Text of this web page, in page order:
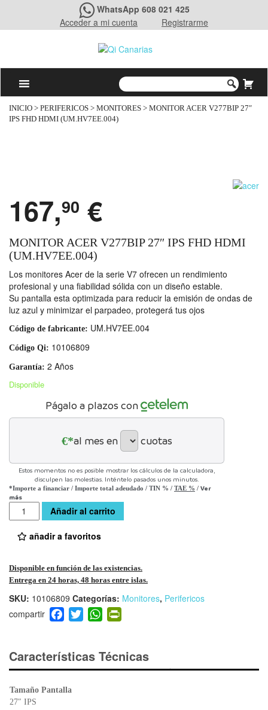
WhatsApp 608 021 425
Acceder a mi cuenta
Registrarme
INICIO > PERIFERICOS > MONITORES > MONITOR ACER V277BIP 27″
IPS FHD HDMI (UM.HV7EE.004)
167,90 €
MONITOR ACER V277BIP 27″ IPS FHD HDMI
(UM.HV7EE.004)
Los monitores Acer de la serie V7 ofrecen un rendimiento
profesional y una fiabilidad sólida con un diseño estable.
Su pantalla esta optimizada para reducir la emisión de ondas de
luz azul y minimizar el parpadeo, protegerá tus ojos
Código de fabricante: UM.HV7EE.004
Código Qi: 10106809
Garantía: 2 Años
Disponible
Págalo a plazos con
€*al mes en cuotas
Estos momentos no es posible mostrar los cálculos de la calculadora,
disculpen las molestias. Inténtelo pasados unos minutos.
*Importe a financiar / Importe total adeudado / TIN % / TAE % / Ver
más
Cantidad Añadir al carrito
añadir a favoritos
Disponible en función de las existencias.
Entrega en 24 horas, 48 horas entre islas.
SKU: 10106809 Categorías: Monitores, Perifericos
F
a
e
b
o
o
T
wi
er
W
h
s
A
ri
e
Características Técnicas
Tamaño Pantalla
27″ IPS